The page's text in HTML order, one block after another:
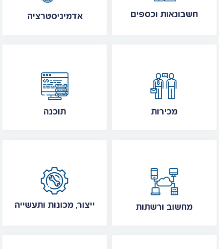
אדמיניסטרציה חשבונאות וכספים
תוכנה מכירות
ייצור, מכונות ותעשייה מחשוב ורשתות